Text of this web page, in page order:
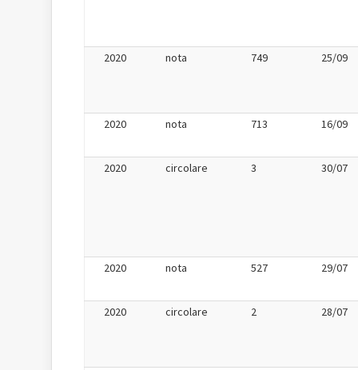
2020 nota 749 25/09
2020 nota 713 16/09
2020 circolare 3 30/07
2020 nota 527 29/07
2020 circolare 2 28/07